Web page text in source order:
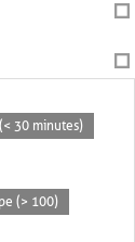
30 minutes)
(> 100)